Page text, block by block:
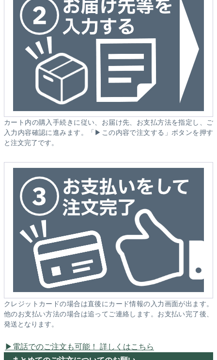
カート内の購入手続きに従い、お届け先、お支払方法を指定し、ご
入力内容確認に進みます。「▶この内容で注文する」ボタンを押す
と注文完了です。
クレジットカードの場合は直後にカード情報の入力画面が出ます。
他のお支払い方法の場合は追ってご連絡します。お支払い完了後、
発送となります。
電話でのご注文も可能！ 詳しくはこちら